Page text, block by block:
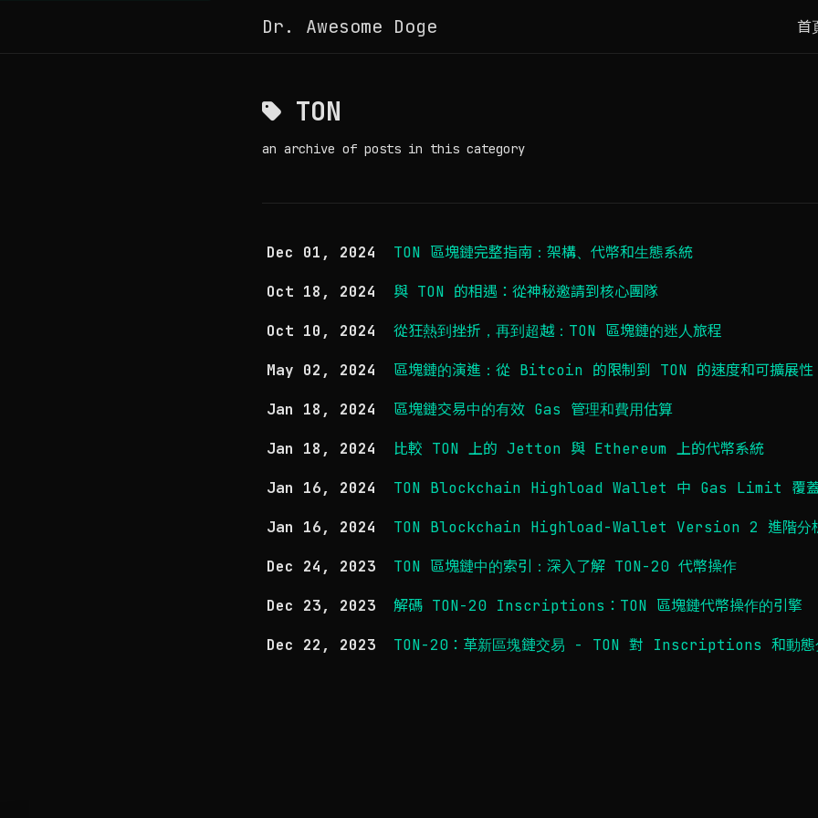
Dr. Awesome Doge 首
TON
an archive of posts in this category
Dec 01, 2024 TON 區塊鏈完整指南：架構、代幣和生態系統
Oct 18, 2024 與 TON 的相遇：從神秘邀請到核心團隊
Oct 10, 2024 從狂熱到挫折，再到超越：TON 區塊鏈的迷人旅程
May 02, 2024 區塊鏈的演進：從 Bitcoin 的限制到 TON 的速度和可擴展性
Jan 18, 2024 區塊鏈交易中的有效 Gas 管理和費用估算
Jan 18, 2024 比較 TON 上的 Jetton 與 Ethereum 上的代幣系統
Jan 16, 2024 TON Blockchain Highload Wallet 中 Gas Limit 覆蓋
Jan 16, 2024 TON Blockchain Highload-Wallet Version 2 進階分
Dec 24, 2023 TON 區塊鏈中的索引：深入了解 TON-20 代幣操作
Dec 23, 2023 解碼 TON-20 Inscriptions：TON 區塊鏈代幣操作的引擎
Dec 22, 2023 TON-20：革新區塊鏈交易 - TON 對 Inscriptions 和動態